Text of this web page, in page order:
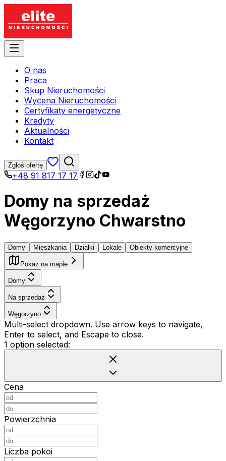
O nas
Praca
Skup Nieruchomości
Wycena Nieruchomości
Certyfikaty energetyczne
Kredyty
Aktualności
Kontakt
Zgłoś ofertę
+48 91 817 17 17
Domy na sprzedaż
Węgorzyno Chwarstno
Domy Mieszkania Działki Lokale Obiekty komercyjne
Pokaż na mapie
Domy
Na sprzedaż
Węgorzyno
Multi-select dropdown. Use arrow keys to navigate,
Enter to select, and Escape to close.
1 option selected:
Cena
Powierzchnia
Liczba pokoi